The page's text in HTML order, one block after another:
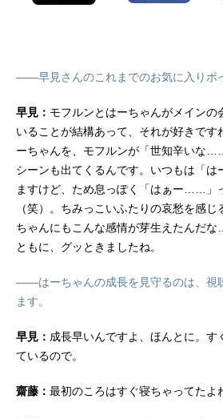
――早見さんのこれまでのお気に入りポ
早見： モフルンとはーちゃんがメインの
いることが結構あって、それが好きです
ーちゃんを、モフルンが「世知辛いな
シーンも出てくるんです。いつもは「は
ますけど、ため息っぽく「はぁー……」
（笑）。ちみっこいふたりの哀愁を感
ちゃんにもこんな感情が芽生えたんだ
ともに、グッときましたね。
――はーちゃんの成長を見守るのは、視
ます。
早見： 成長早いんですよ、ほんとに。す
ているので。
齋藤： 最初のころはすぐ寝ちゃってたよ